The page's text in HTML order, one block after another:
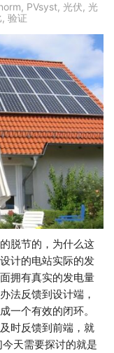
, PVsyst, 光伏, 光
, 验证
脱节的，为什么这
计的电站实际的发
拥有真实的发电量
法反馈到设计端，
一个有效的闭环。
时反馈到前端，就
天需要探讨的就是